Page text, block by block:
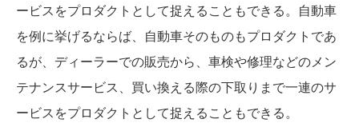
ービスをプロダクトとして捉えることもできる。自動車
を例に挙げるならば、自動車そのものもプロダクトであ
るが、ディーラーでの販売から、車検や修理などのメン
テナンスサービス、買い換える際の下取りまで一連のサ
ービスをプロダクトとして捉えることもできる。